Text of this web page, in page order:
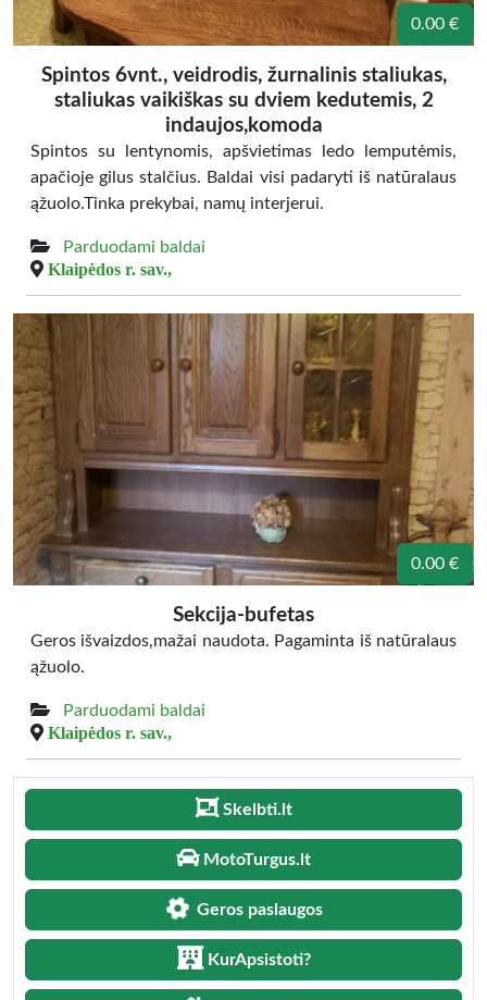
0.00 €
Spintos 6vnt., veidrodis, žurnalinis staliukas,
staliukas vaikiškas su dviem kedutemis, 2
indaujos,komoda
Spintos su lentynomis, apšvietimas ledo lemputėmis,
apačioje gilus stalčius. Baldai visi padaryti iš natūralaus
ąžuolo.Tinka prekybai, namų interjerui.
Parduodami baldai
Klaipėdos r. sav.,
0.00 €
Sekcija-bufetas
Geros išvaizdos,mažai naudota. Pagaminta iš natūralaus
ąžuolo.
Parduodami baldai
Klaipėdos r. sav.,
Skelbti.lt
MotoTurgus.lt
Geros paslaugos
KurApsistoti?